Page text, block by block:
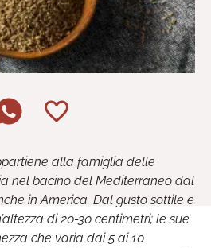
alla famiglia delle
nel bacino del Mediterraneo dal
in America. Dal gusto sottile e
di 20-30 centimetri; le sue
che varia dai 5 ai 10